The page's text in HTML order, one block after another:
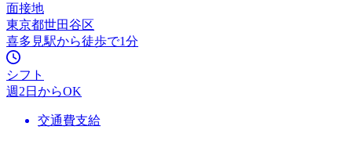
面接地
東京都世田谷区
喜多見駅から徒歩で1分
シフト
週2日からOK
交通費支給